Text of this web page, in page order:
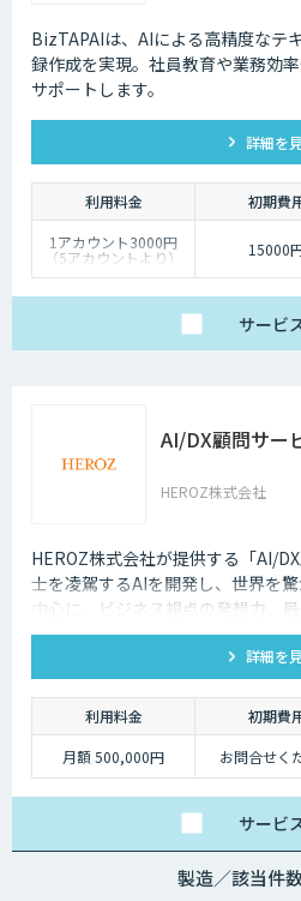
BizTAPAIは、AIによる高精度なテ
録作成を実現。社員教育や業務効
サポートします。
詳細を
利用料金 初期費
1アカウント3000円
（5アカウントより） 15000
サービ
AI/DX顧問サー
HEROZ株式会社
HEROZ株式会社が提供する「AI/
士を凌駕するAIを開発し、世界を
中心に、ビジネス視点の発想力、
業と組織のDXをAIの力でサポート
詳細を
利用料金 初期費
月額 500,000円
お問合せく
サービ
製造／該当件